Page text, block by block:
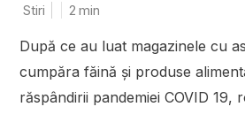
Stiri
2 min
După ce au luat magazinele cu
cumpăra făină și produse
răspândirii pandemiei COVID 19,